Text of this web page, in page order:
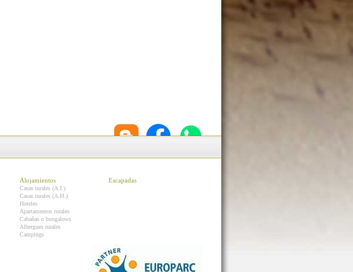
Alojamientos
Casas rurales (A.I.)
Casas rurales (A.H.)
Hoteles
Apartamentos rurales
Cabañas o bungalows
Albergues rurales
Campings
Escapadas